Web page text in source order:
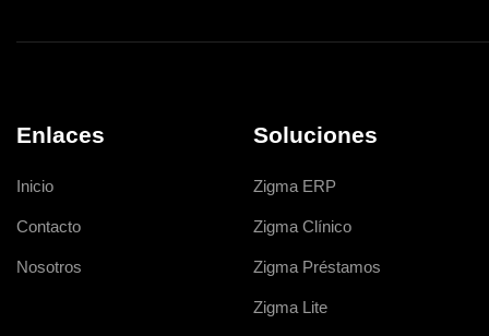
Enlaces
Inicio
Contacto
Nosotros
Soluciones
Zigma ERP
Zigma Clínico
Zigma Préstamos
Zigma Lite